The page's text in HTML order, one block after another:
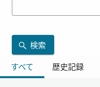
検索
すべて
歴史記録